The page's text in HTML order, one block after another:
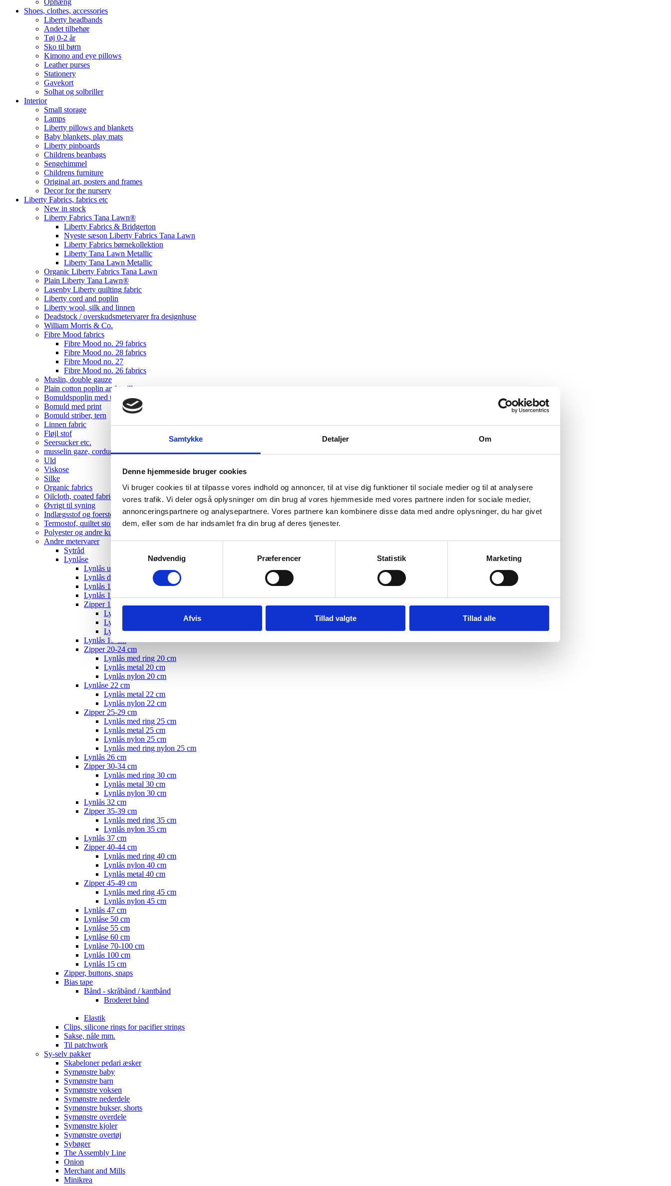
Samtykke Detaljer Om
Denne hjemmeside bruger cookies
Vi bruger cookies til at tilpasse vores indhold og annoncer, til at vise dig funktioner til sociale medier og til at analysere
vores trafik. Vi deler også oplysninger om din brug af vores hjemmeside med vores partnere inden for sociale medier,
annonceringspartnere og analysepartnere. Vores partnere kan kombinere disse data med andre oplysninger, du har givet
dem, eller som de har indsamlet fra din brug af deres tjenester.
Nødvendig
Præferencer Statistik Marketing
Afvis Tillad valgte Tillad alle
Ophæng
Shoes, clothes, accessories
Liberty headbands
Andet tilbehør
Tøj 0-2 år
Sko til børn
Kimono and eye pillows
Leather purses
Stationery
Gavekort
Solhat og solbriller
Interior
Small storage
Lamps
Liberty pillows and blankets
Baby blankets, play mats
Liberty pinboards
Childrens beanbags
Sengehimmel
Childrens furniture
Original art, posters and frames
Decor for the nursery
Liberty Fabrics, fabrics etc
New in stock
Liberty Fabrics Tana Lawn®
Liberty Fabrics & Bridgerton
Nyeste sæson Liberty Fabrics Tana Lawn
Liberty Fabrics børnekollektion
Liberty Tana Lawn Metallic
Liberty Tana Lawn Metallic
Organic Liberty Fabrics Tana Lawn
Plain Liberty Tana Lawn®
Lasenby Liberty quilting fabric
Liberty cord and poplin
Liberty wool, silk and linnen
Deadstock / overskudsmetervarer fra designhuse
William Morris & Co.
Fibre Mood fabrics
Fibre Mood no. 29 fabrics
Fibre Mood no. 28 fabrics
Fibre Mood no. 27
Fibre Mood no. 26 fabrics
Muslin, double gauze
Plain cotton poplin and twill
Bomuldspoplin med tern, striber
Bomuld med print
Bomuld striber, tern
Linnen fabric
Fløjl stof
Seersucker etc.
musselin gaze, corduroy , velvet
Uld
Viskose
Silke
Organic fabrics
Oilcloth, coated fabrics
Øvrigt til syning
Indlægsstof og foerstof
Termostof, quiltet stof
Polyester og andre kunststoffer
Andre metervarer
Sytråd
Lynlåse
Lynlås usynlig
Lynlås delbar
Lynlås 12 cm
Lynlås 15 cm
Zipper 10-19 cm
Lynlås med ring - 18 cm
Lynlås nylon 18 cm
Lynlås metal 22 cm
Lynlås 19 cm
Zipper 20-24 cm
Lynlås med ring 20 cm
Lynlås metal 20 cm
Lynlås nylon 20 cm
Lynlåse 22 cm
Lynlås metal 22 cm
Lynlås nylon 22 cm
Zipper 25-29 cm
Lynlås med ring 25 cm
Lynlås metal 25 cm
Lynlås nylon 25 cm
Lynlås med ring nylon 25 cm
Lynlås 26 cm
Zipper 30-34 cm
Lynlås med ring 30 cm
Lynlås metal 30 cm
Lynlås nylon 30 cm
Lynlås 32 cm
Zipper 35-39 cm
Lynlås med ring 35 cm
Lynlås nylon 35 cm
Lynlås 37 cm
Zipper 40-44 cm
Lynlås med ring 40 cm
Lynlås nylon 40 cm
Lynlås metal 40 cm
Zipper 45-49 cm
Lynlås med ring 45 cm
Lynlås nylon 45 cm
Lynlås 47 cm
Lynlåse 50 cm
Lynlåse 55 cm
Lynlåse 60 cm
Lynlåse 70-100 cm
Lynlås 100 cm
Lynlås 15 cm
Zipper, buttons, snaps
Bias tape
Bånd - skråbånd / kantbånd
Broderet bånd
Elastik
Clips, silicone rings for pacifier strings
Sakse, nåle mm.
Til patchwork
Sy-selv pakker
Skabeloner pedari æsker
Symønstre baby
Symønstre barn
Symønstre voksen
Symønstre nederdele
Symønstre bukser, shorts
Symønstre overdele
Symønstre kjoler
Symønstre overtøj
Sybøger
The Assembly Line
Onion
Merchant and Mills
Minikrea